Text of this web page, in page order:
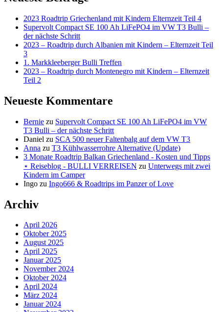
2023 Roadtrip Griechenland mit Kindern Elternzeit Teil 4
Supervolt Compact SE 100 Ah LiFePO4 im VW T3 Bulli –
der nächste Schritt
2023 – Roadtrip durch Albanien mit Kindern – Elternzeit Teil
3
1. Markkleeberger Bulli Treffen
2023 – Roadtrip durch Montenegro mit Kindern – Elternzeit
Teil 2
Neueste Kommentare
Bernie zu Supervolt Compact SE 100 Ah LiFePO4 im VW
T3 Bulli – der nächste Schritt
Daniel zu SCA 500 neuer Faltenbalg auf dem VW T3
Anna zu T3 Kühlwasserrohre Alternative (Update)
3 Monate Roadtrip Balkan Griechenland - Kosten und Tipps
⋆ Reiseblog - BULLI VERREISEN zu Unterwegs mit zwei
Kindern im Camper
Ingo zu Ingo666 & Roadtrips im Panzer of Love
Archiv
April 2026
Oktober 2025
August 2025
April 2025
Januar 2025
November 2024
Oktober 2024
April 2024
März 2024
Januar 2024